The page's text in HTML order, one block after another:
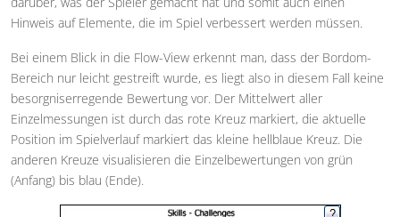
Hinweis auf Elemente, die im Spiel verbessert werden müssen.
Bei einem Blick in die Flow-View erkennt man, dass der Bordom-
Bereich nur leicht gestreift wurde, es liegt also in diesem Fall keine
besorgniserregende Bewertung vor. Der Mittelwert aller
Einzelmessungen ist durch das rote Kreuz markiert, die aktuelle
Position im Spielverlauf markiert das kleine hellblaue Kreuz. Die
anderen Kreuze visualisieren die Einzelbewertungen von grün
(Anfang) bis blau (Ende).